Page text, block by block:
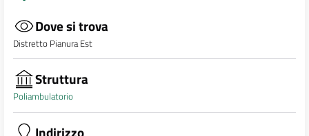
Dove si trova
Distretto Pianura Est
Struttura
Poliambulatorio